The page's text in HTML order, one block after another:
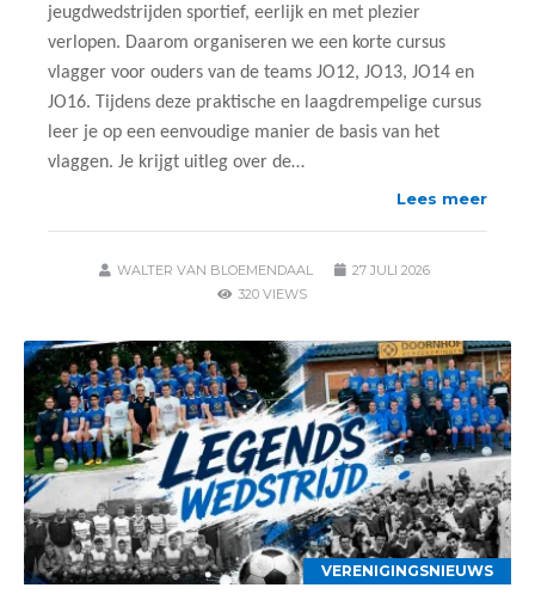
jeugdwedstrijden sportief, eerlijk en met plezier
verlopen. Daarom organiseren we een korte cursus
vlagger voor ouders van de teams JO12, JO13, JO14 en
JO16. Tijdens deze praktische en laagdrempelige cursus
leer je op een eenvoudige manier de basis van het
vlaggen. Je krijgt uitleg over de…
Lees meer
WALTER VAN BLOEMENDAAL
27 JULI 2026
320 VIEWS
VERENIGINGSNIEUWS